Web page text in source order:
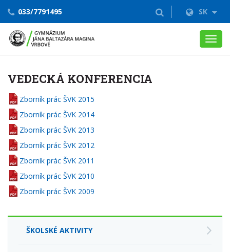
033/7791495 SK
VEDECKÁ KONFERENCIA
Zborník prác ŠVK 2015
Zborník prác ŠVK 2014
Zborník prác ŠVK 2013
Zborník prác ŠVK 2012
Zborník prác ŠVK 2011
Zborník prác ŠVK 2010
Zborník prác ŠVK 2009
ŠKOLSKÉ AKTIVITY